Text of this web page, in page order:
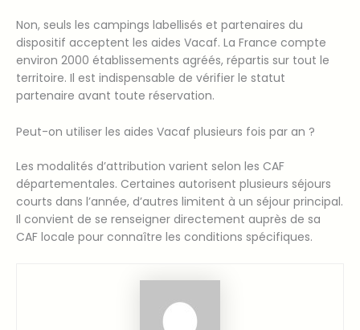
Non, seuls les campings labellisés et partenaires du
dispositif acceptent les aides Vacaf. La France compte
environ 2000 établissements agréés, répartis sur tout le
territoire. Il est indispensable de vérifier le statut
partenaire avant toute réservation.
Peut-on utiliser les aides Vacaf plusieurs fois par an ?
Les modalités d’attribution varient selon les CAF
départementales. Certaines autorisent plusieurs séjours
courts dans l’année, d’autres limitent à un séjour principal.
Il convient de se renseigner directement auprès de sa
CAF locale pour connaître les conditions spécifiques.